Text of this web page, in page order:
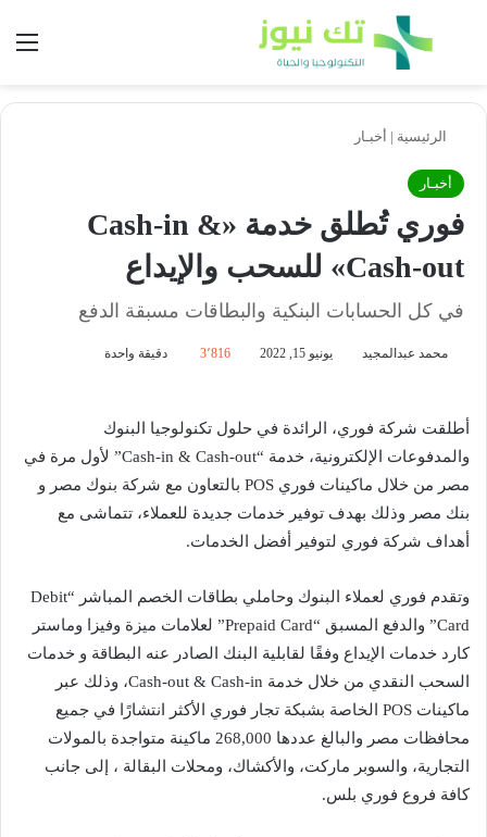
بحث عن
الرئيسية | أخبـار
أخبـار
فوري تُطلق خدمة «Cash-in &
Cash-out» للسحب والإيداع
في كل الحسابات البنكية والبطاقات مسبقة الدفع
محمد عبدالمجيد يونيو 15, 2022 3٬816 دقيقة واحدة
أطلقت شركة فوري، الرائدة في حلول تكنولوجيا البنوك
والمدفوعات الإلكترونية، خدمة “Cash-in & Cash-out” لأول مرة في
مصر من خلال ماكينات فوري POS بالتعاون مع شركة بنوك مصر و
بنك مصر وذلك بهدف توفير خدمات جديدة للعملاء، تتماشى مع
أهداف شركة فوري لتوفير أفضل الخدمات.
وتقدم فوري لعملاء البنوك وحاملي بطاقات الخصم المباشر “Debit
Card” والدفع المسبق “Prepaid Card” لعلامات ميزة وفيزا وماستر
كارد خدمات الإيداع وفقًا لقابلية البنك الصادر عنه البطاقة و خدمات
السحب النقدي من خلال خدمة Cash-out & Cash-in، وذلك عبر
ماكينات POS الخاصة بشبكة تجار فوري الأكثر انتشارًا في جميع
محافظات مصر والبالغ عددها 268,000 ماكينة متواجدة بالمولات
التجارية، والسوبر ماركت، والأكشاك، ومحلات البقالة ، إلى جانب
كافة فروع فوري بلس.